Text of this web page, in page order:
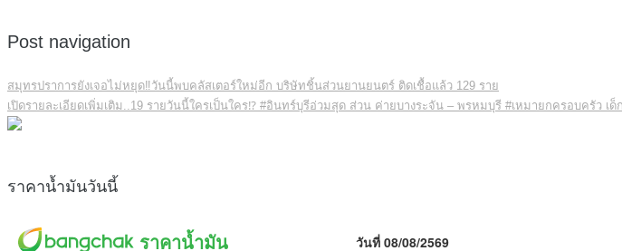
Post navigation
สมุทรปราการยังเจอไม่หยุด‼️วันนี้พบคลัสเตอร์ใหม่อีก บริษัทชิ้นส่วนยานยนตร์ ติดเชื้อแล้ว 129 ราย
เปิดรายละเอียดเพิ่มเติม..19 รายวันนี้ใครเป็นใคร⁉️ #อินทร์บุรีอ่วมสุด ส่วน ค่ายบางระจัน – พรหมบุรี #เหมายกครอบครัว เด็
ราคาน้ำมันวันนี้